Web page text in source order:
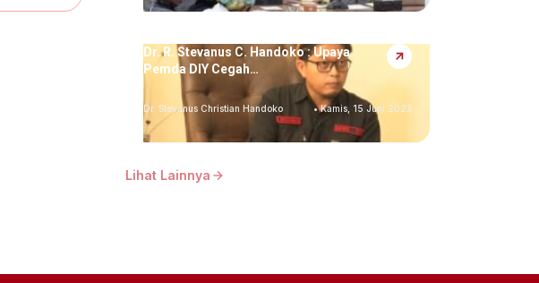
Dr. R. Stevanus C. Handoko : Upaya
Pemda DIY Cegah…
Dr. Stevanus Christian Handoko • Kamis, 15 Juni 2023
Lihat Lainnya